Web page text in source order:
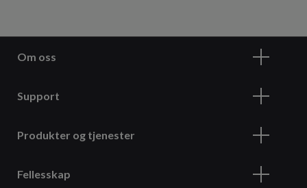
Om oss
Support
Produkter og tjenester
Fellesskap